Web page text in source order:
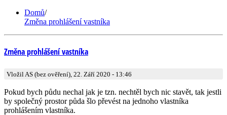
Domů/
Změna prohlášení vastníka
Změna prohlášení vastníka
Vložil AS (bez ověření), 22. Září 2020 - 13:46
Pokud bych půdu nechal jak je tzn. nechtěl bych nic stavět, tak jestli
by společný prostor půda šlo převést na jednoho vlastníka
prohlášením vlastníka.